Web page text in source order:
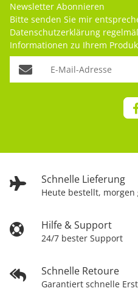
Schnelle Lieferung
Heute bestellt,
Hilfe & Support
24/7 bester Support
Schnelle Retoure
Garantiert schnelle
Newsletter Abonnieren
Bitte senden Sie mir
Datenschutzerklärung
Informationen zu Ihrem